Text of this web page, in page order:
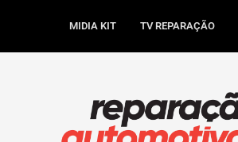
MIDIA KIT TV REPARAÇÃO